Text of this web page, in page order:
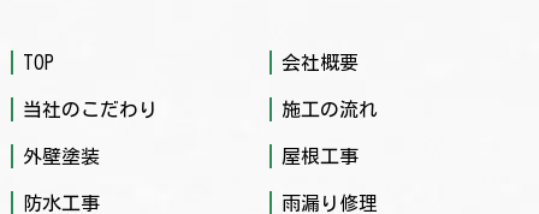
TOP 会社概要
当社のこだわり 施工の流れ
外壁塗装 屋根工事
防水工事 雨漏り修理